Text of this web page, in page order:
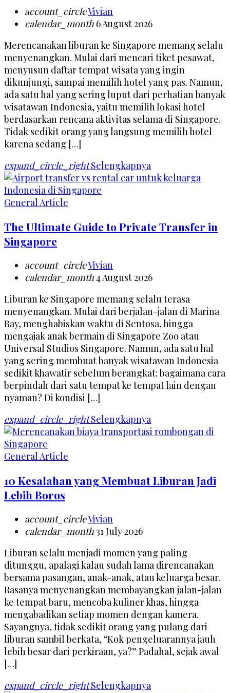
account_circleVivian
calendar_month 6 August 2026
Merencanakan liburan ke Singapore memang selalu
menyenangkan. Mulai dari mencari tiket pesawat,
menyusun daftar tempat wisata yang ingin
dikunjungi, sampai memilih hotel yang pas. Namun,
ada satu hal yang sering luput dari perhatian banyak
wisatawan Indonesia, yaitu memilih lokasi hotel
berdasarkan rencana aktivitas selama di Singapore.
Tidak sedikit orang yang langsung memilih hotel
karena sedang […]
expand_circle_rightSelengkapnya
General Article
The Ultimate Guide to Private Transfer in
Singapore
account_circleVivian
calendar_month4 August 2026
Liburan ke Singapore memang selalu terasa
menyenangkan. Mulai dari berjalan-jalan di Marina
Bay, menghabiskan waktu di Sentosa, hingga
mengajak anak bermain di Singapore Zoo atau
Universal Studios Singapore. Namun, ada satu hal
yang sering membuat banyak wisatawan Indonesia
sedikit khawatir sebelum berangkat: bagaimana cara
berpindah dari satu tempat ke tempat lain dengan
nyaman? Di kondisi […]
expand_circle_rightSelengkapnya
General Article
10 Kesalahan yang Membuat Liburan Jadi
Lebih Boros
account_circleVivian
calendar_month 31 July 2026
Liburan selalu menjadi momen yang paling
ditunggu, apalagi kalau sudah lama direncanakan
bersama pasangan, anak-anak, atau keluarga besar.
Rasanya menyenangkan membayangkan jalan-jalan
ke tempat baru, mencoba kuliner khas, hingga
mengabadikan setiap momen dengan kamera.
Sayangnya, tidak sedikit orang yang pulang dari
liburan sambil berkata, “Kok pengeluarannya jauh
lebih besar dari perkiraan, ya?” Padahal, sejak awal
[…]
expand_circle_rightSelengkapnya